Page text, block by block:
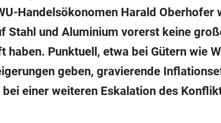
Handelsökonomen Harald Oberhofer
Stahl und Aluminium vorerst keine
Punktuell, etwa bei Gütern wie
geben, gravierende
einer weiteren Eskalation des